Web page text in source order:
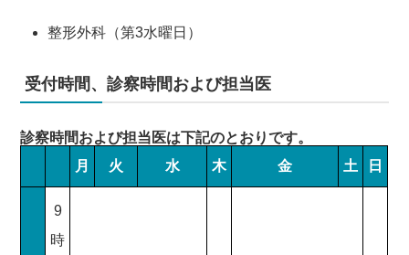
整形外科（第3水曜日）
受付時間、診察時間および担当医
診察時間および担当医は下記のとおりです。
月
火 水 木 金 土 日
9
時